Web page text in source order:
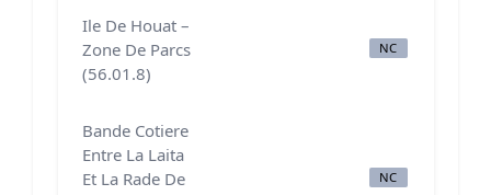
Ile De Houat –
Zone De Parcs
(56.01.8)
NC
Bande Cotiere
Entre La Laita
Et La Rade De
NC